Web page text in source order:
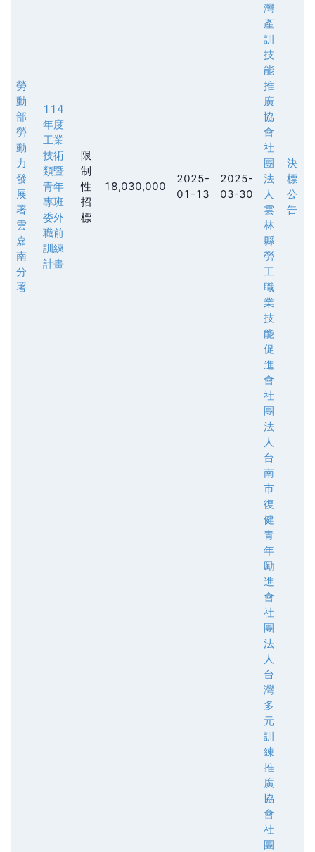
勞
動
部
勞
動
力
發
展
署
雲
嘉
南
分
署
114
年度
工業
技術
類暨
青年
專班
委外
職前
訓練
計畫
限
制
性
招
標
18,030,000
2025-
01-13
2025-
03-30
灣
產
訓
技
能
推
廣
協
會
社
團
法
人
雲
林
縣
勞
工
職
業
技
能
促
進
會
社
團
法
人
台
南
市
復
健
青
年
勵
進
會
社
團
法
人
台
灣
多
元
訓
練
推
廣
協
會
社
團
決
標
公
告